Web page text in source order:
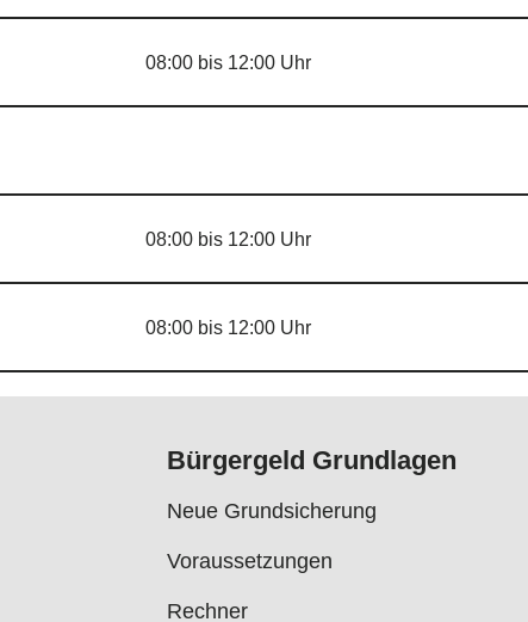
08:00 bis 12:00 Uhr
08:00 bis 12:00 Uhr
08:00 bis 12:00 Uhr
Bürgergeld Grundlagen
Neue Grundsicherung
Voraussetzungen
Rechner